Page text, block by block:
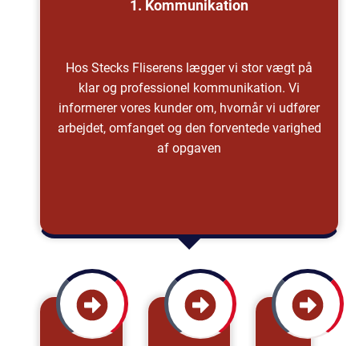
1. Kommunikation
Hos Stecks Fliserens lægger vi stor vægt på
klar og professionel kommunikation. Vi
informerer vores kunder om, hvornår vi udfører
arbejdet, omfanget og den forventede varighed
af opgaven